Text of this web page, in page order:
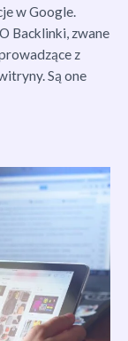
w Google.
Backlinki, zwane
z
Są one